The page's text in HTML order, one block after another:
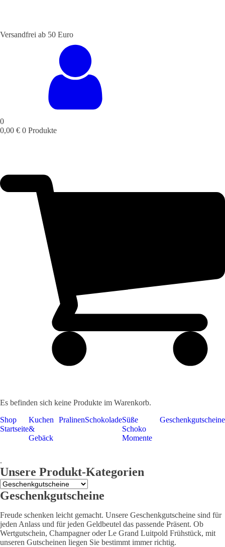
CAFE &
RESTAURANT& KARTE
& SPEISEKARTE
Versandfrei ab 50 Euro
0
0,00 € 0 Produkte
Es befinden sich keine Produkte im Warenkorb.
Shop
Startseite
Kuchen
&
Gebäck
PralinenSchokoladeSüße
Schoko
Momente
Geschenkgutscheine
.
Unsere Produkt-Kategorien
Geschenkgutscheine
Freude schenken leicht gemacht. Unsere Geschenkgutscheine sind für
jeden Anlass und für jeden Geldbeutel das passende Präsent. Ob
Wertgutschein, Champagner oder Le Grand Luitpold Frühstück, mit
unseren Gutscheinen liegen Sie bestimmt immer richtig.